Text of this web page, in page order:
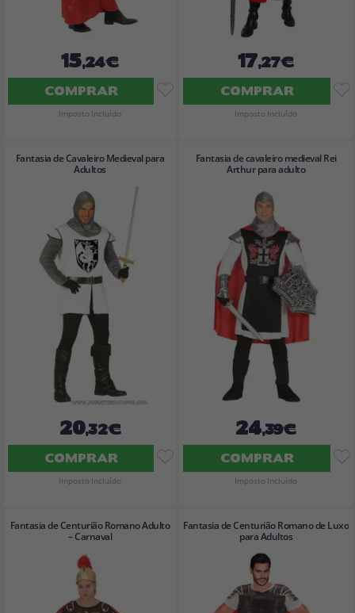
15,24€
COMPRAR
Imposto Incluído
17,27€
COMPRAR
Imposto Incluído
Fantasia de Cavaleiro Medieval para
Adultos
20,32€
COMPRAR
Imposto Incluído
Fantasia de cavaleiro medieval Rei
Arthur para adulto
24,39€
COMPRAR
Imposto Incluído
Fantasia de Centurião Romano Adulto
– Carnaval
Fantasia de Centurião Romano de Luxo
para Adultos